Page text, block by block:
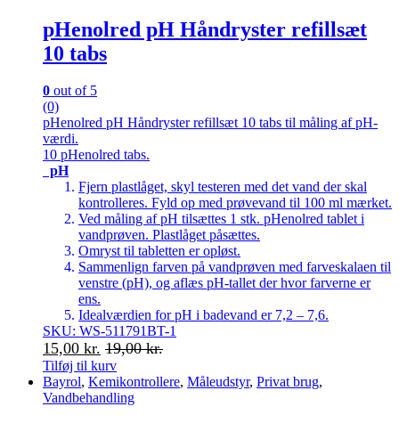
pHenolred pH Håndryster refillsæt
10 tabs
0 out of 5
(0)
pHenolred pH Håndryster refillsæt 10 tabs til måling af pH-
værdi.
10 pHenolred tabs.
pH
Fjern plastlåget, skyl testeren med det vand der skal
kontrolleres. Fyld op med prøvevand til 100 ml mærket.
Ved måling af pH tilsættes 1 stk. pHenolred tablet i
vandprøven. Plastlåget påsættes.
Omryst til tabletten er opløst.
Sammenlign farven på vandprøven med farveskalaen til
venstre (pH), og aflæs pH-tallet der hvor farverne er
ens.
Idealværdien for pH i badevand er 7,2 – 7,6.
SKU: WS-511791BT-1
15,00 kr. 19,00kr.
Tilføj til kurv
Bayrol, Kemikontrollere, Måleudstyr, Privat brug,
Vandbehandling